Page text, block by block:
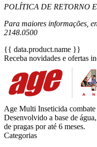
POLÍTICA DE RETORNO
Para maiores informações,
2148.0500
{{ data.product.name }}
Receba novidades e ofertas
Age Multi Inseticida combate
Desenvolvido a base de
de pragas por até 6 meses.
Categorias